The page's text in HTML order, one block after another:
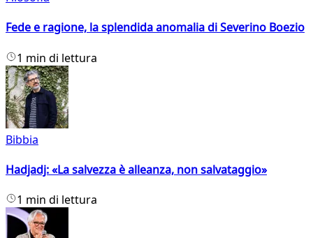
Fede e ragione, la splendida anomalia di Severino Boezio
1 min di lettura
Bibbia
Hadjadj: «La salvezza è alleanza, non salvataggio»
1 min di lettura